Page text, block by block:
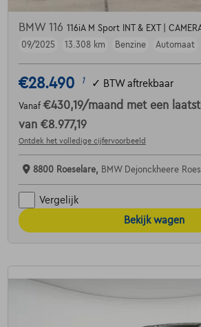
BMW 116 116iA M Sport INT & EXT |
09/2025
13.308 km Benzine Automaat
€28.490 1 ✓ BTW aftrekbaar
Vanaf €430,19/maand met een
van €8.977,19
Ontdek het volledige cijfervoorbeeld
8800 Roeselare, BMW Dejonckheere
Vergelijk
Bekijk wagen